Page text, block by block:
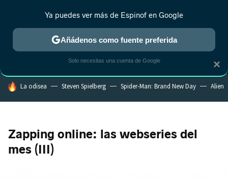
MENÚ NUEVO
ESTRENOS REALITY ANIME RANKINGS CINE
HOY SE HABLA DE
La odisea Steven Spielberg Spider-Man: Brand New Day Alien
Zapping online: las webseries del
mes (III)
×
Ya puedes ver más de Espinof en Google
Añádenos como fuente preferida
Solo necesitas una cuenta de Google